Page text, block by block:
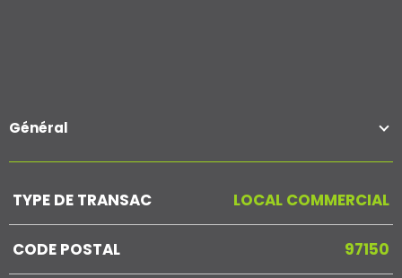
Général
Caractérisque Valeurs
TYPE DE TRANSAC LOCAL COMMERCIAL
CODE POSTAL 97150